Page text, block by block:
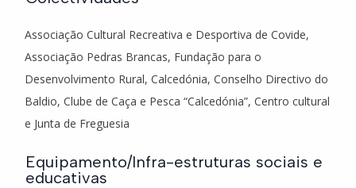
Associação Cultural Recreativa e Desportiva de Covide,
Associação Pedras Brancas, Fundação para o
Desenvolvimento Rural, Calcedónia, Conselho Directivo do
Baldio, Clube de Caça e Pesca “Calcedónia”, Centro cultural
e Junta de Freguesia
Equipamento/Infra-estruturas sociais e
educativas